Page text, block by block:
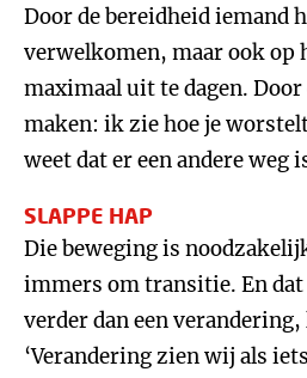
Door de bereidheid iemand
verwelkomen, maar ook op
maximaal uit te dagen.
maken: ik zie hoe je
weet dat er een andere weg
SLAPPE HAP
Die beweging is
immers om transitie. En
verder dan een
‘Verandering zien wij als